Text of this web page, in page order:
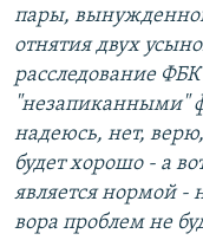
пары,
отнятия двух
расследование
"незапиканными"
надеюсь, нет,
будет хорошо - а
является нормой -
вора проблем не